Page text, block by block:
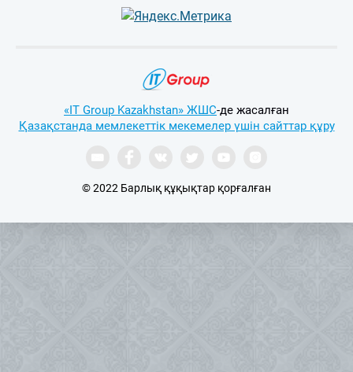
«IT Group Kazakhstan» ЖШС-де жасалған
Қазақстанда мемлекеттік мекемелер үшін сайттар құру
© 2022 Барлық құқықтар қорғалған